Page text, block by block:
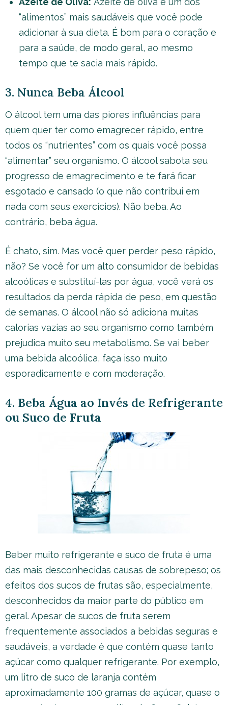
“alimentos” mais saudáveis que você pode
adicionar à sua dieta. É bom para o coração e
para a saúde, de modo geral, ao mesmo
tempo que te sacia mais rápido.
3. Nunca Beba Álcool
O álcool tem uma das piores influências para
quem quer ter como emagrecer rápido, entre
todos os “nutrientes” com os quais você possa
“alimentar” seu organismo. O álcool sabota seu
progresso de emagrecimento e te fará ficar
esgotado e cansado (o que não contribui em
nada com seus exercícios). Não beba. Ao
contrário, beba água.
É chato, sim. Mas você quer perder peso rápido,
não? Se você for um alto consumidor de bebidas
alcoólicas e substituí-las por água, você verá os
resultados da perda rápida de peso, em questão
de semanas. O álcool não só adiciona muitas
calorias vazias ao seu organismo como também
prejudica muito seu metabolismo. Se vai beber
uma bebida alcoólica, faça isso muito
esporadicamente e com moderação.
4. Beba Água ao Invés de Refrigerante
ou Suco de Fruta
Beber muito refrigerante e suco de fruta é uma
das mais desconhecidas causas de sobrepeso; os
efeitos dos sucos de frutas são, especialmente,
desconhecidos da maior parte do público em
geral. Apesar de sucos de fruta serem
frequentemente associados a bebidas seguras e
saudáveis, a verdade é que contém quase tanto
açúcar como qualquer refrigerante. Por exemplo,
um litro de suco de laranja contém
aproximadamente 100 gramas de açúcar, quase o